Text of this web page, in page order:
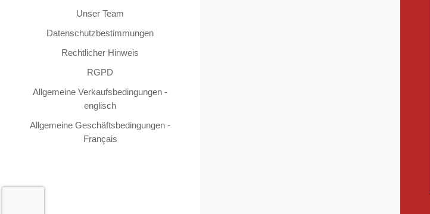
Unser Team
Datenschutzbestimmungen
Rechtlicher Hinweis
RGPD
Allgemeine Verkaufsbedingungen -
englisch
Allgemeine Geschäftsbedingungen -
Français